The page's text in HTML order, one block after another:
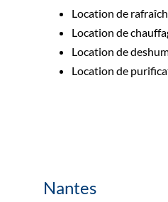
Location de
Location de
Location de
Location de
Nantes